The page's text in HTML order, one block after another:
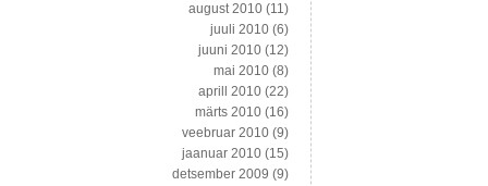
august 2010 (11)
juuli 2010 (6)
juuni 2010 (12)
mai 2010 (8)
aprill 2010 (22)
märts 2010 (16)
veebruar 2010 (9)
jaanuar 2010 (15)
detsember 2009 (9)